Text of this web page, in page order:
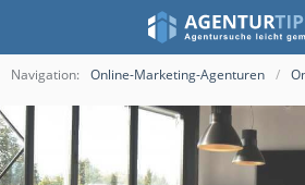
Navigation: Online-Marketing-Agenturen